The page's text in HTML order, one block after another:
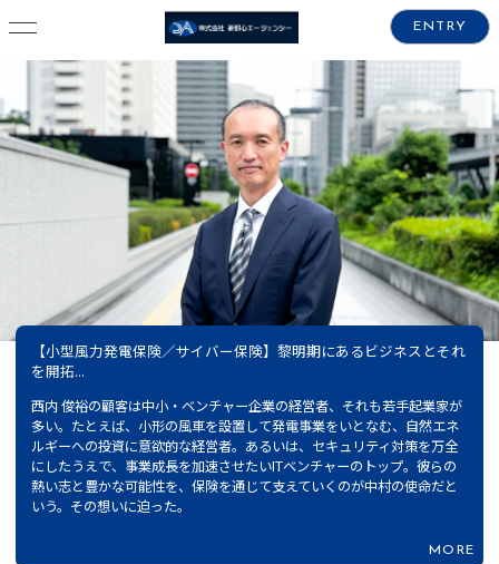
ENTRY
【小型風力発電保険／サイバー保険】黎明期にあるビジネスとそれ
を開拓...
西内 俊裕の顧客は中小・ベンチャー企業の経営者、それも若手起業家が
多い。たとえば、小形の風車を設置して発電事業をいとなむ、自然エネ
ルギーへの投資に意欲的な経営者。あるいは、セキュリティ対策を万全
にしたうえで、事業成長を加速させたいITベンチャーのトップ。彼らの
熱い志と豊かな可能性を、保険を通じて支えていくのが中村の使命だと
いう。その想いに迫った。
MORE
【大型風力発電保険】再生エネルギー普及と働き方改革。国家的課
題の促...
2018年、国会で「海洋再生可能エネルギー発電設備の整備に係る海域の
利用の促進に関する法律（以下、再エネ海域利用法）」が成立。海洋上
に大型の風車をもうけ、大規模な風力発電を行うための体制が整えられ
た。こうした大型風力発電事業のリスクをヘッジする保険のエキスパー
トが鈴木洋一だ。同時に、従業員の過労死をはじめ企業経営における
「使用者責任」リスクをカバーする...
MORE